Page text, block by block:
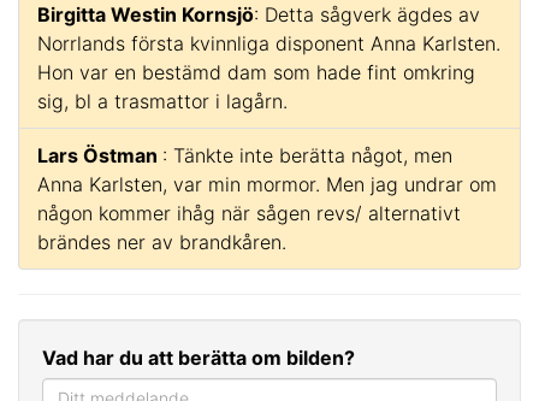
Birgitta Westin Kornsjö: Detta sågverk ägdes av
Norrlands första kvinnliga disponent Anna Karlsten.
Hon var en bestämd dam som hade fint omkring
sig, bl a trasmattor i lagårn.
Lars Östman : Tänkte inte berätta något, men
Anna Karlsten, var min mormor. Men jag undrar om
någon kommer ihåg när sågen revs/ alternativt
brändes ner av brandkåren.
Vad har du att berätta om bilden?